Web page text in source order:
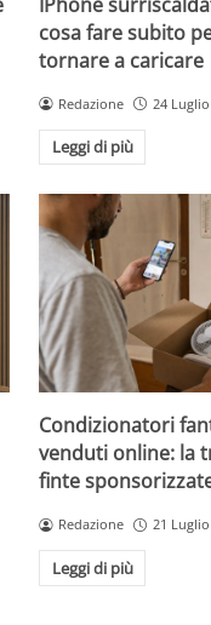
cosa fare subito
tornare a caricare
Redazione 24
Leggi di più
Condizionatori
venduti online: la
finte
Redazione 21
Leggi di più